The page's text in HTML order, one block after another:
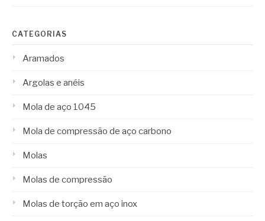
CATEGORIAS
Aramados
Argolas e anéis
Mola de aço 1045
Mola de compressão de aço carbono
Molas
Molas de compressão
Molas de torção em aço inox